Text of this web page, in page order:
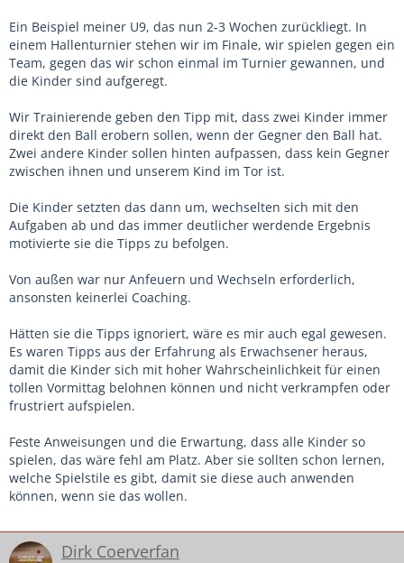
Ein Beispiel meiner U9, das nun 2-3 Wochen zurückliegt. In
einem Hallenturnier stehen wir im Finale, wir spielen gegen ein
Team, gegen das wir schon einmal im Turnier gewannen, und
die Kinder sind aufgeregt.
Wir Trainierende geben den Tipp mit, dass zwei Kinder immer
direkt den Ball erobern sollen, wenn der Gegner den Ball hat.
Zwei andere Kinder sollen hinten aufpassen, dass kein Gegner
zwischen ihnen und unserem Kind im Tor ist.
Die Kinder setzten das dann um, wechselten sich mit den
Aufgaben ab und das immer deutlicher werdende Ergebnis
motivierte sie die Tipps zu befolgen.
Von außen war nur Anfeuern und Wechseln erforderlich,
ansonsten keinerlei Coaching.
Hätten sie die Tipps ignoriert, wäre es mir auch egal gewesen.
Es waren Tipps aus der Erfahrung als Erwachsener heraus,
damit die Kinder sich mit hoher Wahrscheinlichkeit für einen
tollen Vormittag belohnen können und nicht verkrampfen oder
frustriert aufspielen.
Feste Anweisungen und die Erwartung, dass alle Kinder so
spielen, das wäre fehl am Platz. Aber sie sollten schon lernen,
welche Spielstile es gibt, damit sie diese auch anwenden
können, wenn sie das wollen.
Dirk Coerverfan